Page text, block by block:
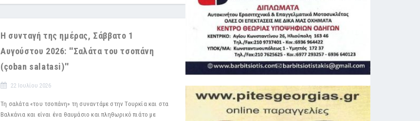
Η συνταγή της ημέρας, Σάββατο 1
Αυγούστου 2026: ''Σαλάτα του τσοπάνη
(çoban salatasi)''
22 Ιουλίου 2026
Τη σαλάτα «του τσοπάνη» τη συναντάμε στην Τουρκία και στα
Βαλκάνια και είναι ένα θαυμάσιο και πληθωρικό πιάτο με